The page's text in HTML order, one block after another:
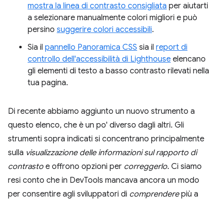
mostra la linea di contrasto consigliata per aiutarti
a selezionare manualmente colori migliori e può
persino suggerire colori accessibili.
Sia il pannello Panoramica CSS sia il report di
controllo dell'accessibilità di Lighthouse elencano
gli elementi di testo a basso contrasto rilevati nella
tua pagina.
Di recente abbiamo aggiunto un nuovo strumento a
questo elenco, che è un po' diverso dagli altri. Gli
strumenti sopra indicati si concentrano principalmente
sulla visualizzazione delle informazioni sul rapporto di
contrasto e offrono opzioni per correggerlo. Ci siamo
resi conto che in DevTools mancava ancora un modo
per consentire agli sviluppatori di comprenderepiù a